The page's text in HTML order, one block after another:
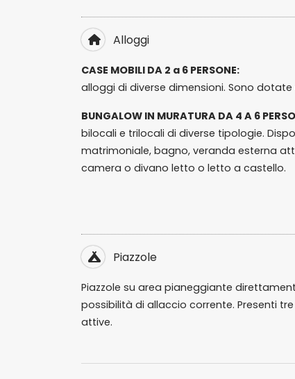
Alloggi
CASE MOBILI DA 2 a 6 PERSONE:
alloggi di diverse dimensioni. Sono
BUNGALOW IN MURATURA DA 4 A 6
bilocali e trilocali di diverse tipologie.
matrimoniale, bagno, veranda esterna
camera o divano letto o letto a castello.
Piazzole
Piazzole su area pianeggiante
possibilità di allaccio corrente. Presenti
attive.